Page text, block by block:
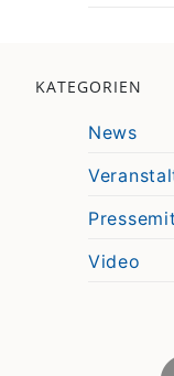
KATEGORIEN
News
Video